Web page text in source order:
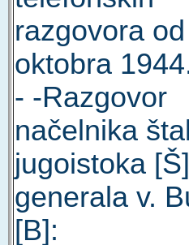
razgovora
oktobra
- -Razgovor
načelnika
jugoistoka
generala v.
[B]: